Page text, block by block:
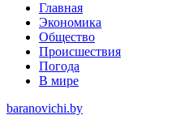
Главная
Экономика
Общество
Происшествия
Погода
В мире
baranovichi.by